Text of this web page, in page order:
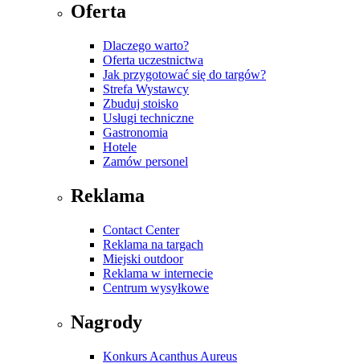
Oferta
Dlaczego warto?
Oferta uczestnictwa
Jak przygotować się do targów?
Strefa Wystawcy
Zbuduj stoisko
Usługi techniczne
Gastronomia
Hotele
Zamów personel
Reklama
Contact Center
Reklama na targach
Miejski outdoor
Reklama w internecie
Centrum wysyłkowe
Nagrody
Konkurs Acanthus Aureus